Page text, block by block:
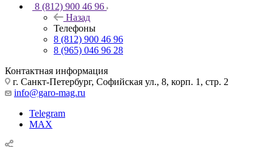
8 (812) 900 46 96
Назад
Телефоны
8 (812) 900 46 96
8 (965) 046 96 28
Контактная информация
г. Санкт-Петербург, Софийская ул., 8, корп. 1, стр. 2
info@garo-mag.ru
Telegram
MAX